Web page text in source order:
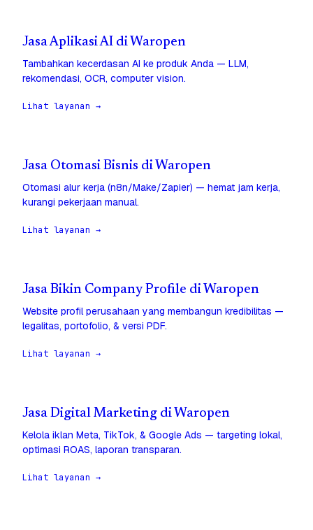
Jasa Aplikasi AI di Waropen
Tambahkan kecerdasan AI ke produk Anda — LLM,
rekomendasi, OCR, computer vision.
Lihat layanan →
Jasa Otomasi Bisnis di Waropen
Otomasi alur kerja (n8n/Make/Zapier) — hemat jam kerja,
kurangi pekerjaan manual.
Lihat layanan →
Jasa Bikin Company Profile di Waropen
Website profil perusahaan yang membangun kredibilitas —
legalitas, portofolio, & versi PDF.
Lihat layanan →
Jasa Digital Marketing di Waropen
Kelola iklan Meta, TikTok, & Google Ads — targeting lokal,
optimasi ROAS, laporan transparan.
Lihat layanan →